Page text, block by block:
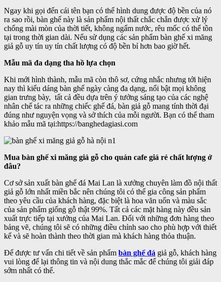
Ngay khi gọi đến cái tên bạn có thể hình dung được độ bền của nó
ra sao rồi, bàn ghế này là sản phẩm nội thất chắc chắn được xử lý
chống mài mòn của thời tiết, không ngấm nước, rêu mốc có thể tồn
tại trong thời gian dài. Nếu sử dụng các sản phẩm bàn ghế xi măng
giả gỗ uy tín uy tín chất lượng có độ bền bỉ hơn bao giờ hết.
Mẫu mã đa dạng tha hồ lựa chọn
Khi mới hình thành, mẫu mã còn thô sơ, cứng nhắc nhưng tới hiện
nay thì kiểu dáng bàn ghế ngày càng đa dạng, nổi bật mọi không
gian trưng bày, tất cả đều dựa trên ý tưởng sáng tạo của các nghệ
nhân chế tác ra những chiếc ghế đá, bàn giả gỗ mang tính thời đại
đúng như nguyện vọng và sở thích của mỗi người. Bạn có thể tham
khảo mẫu mã tại:https://banghedagiasi.com
Mua bàn ghế xi măng giả gỗ cho quán cafe giá rẻ chất lượng ở
đâu?
Cơ sở sản xuất bàn ghế đá Mai Lan là xưởng chuyên làm đồ nội thất
giả gỗ lớn nhất miền bắc nên chúng tôi có thể gia công sản phẩm
theo yêu cầu của khách hàng, đặc biệt là hoa văn uốn và màu sắc
của sản phẩm giống gỗ thật 99%. Tất cả các mặt hàng này đều sản
xuất trực tiếp tại xưởng của Mai Lan. Đối với những đơn hàng theo
bảng vẽ, chúng tôi sẽ có những điều chỉnh sao cho phù hợp với thiết
kế và sẽ hoàn thành theo thời gian mà khách hàng thỏa thuận.
Để được tư vấn chi tiết về sản phẩm bàn ghế đá giả gỗ, khách hàng
vui lòng để lại thông tin và nội dung thắc mắc để chúng tôi giải đáp
sớm nhất có thể.